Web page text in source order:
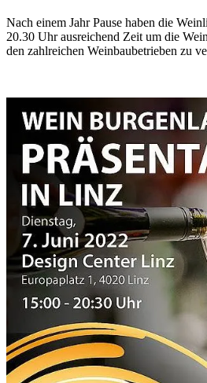
Nach einem Jahr Pause haben die
20.30 Uhr ausreichend Zeit um die
den zahlreichen Weinbaubetrieben zu